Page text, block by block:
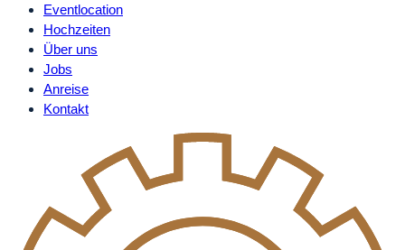
Eventlocation
Hochzeiten
Über uns
Jobs
Anreise
Kontakt